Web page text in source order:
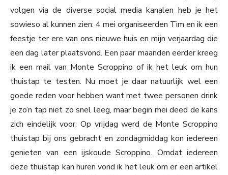
volgen via de diverse social media kanalen heb je het
sowieso al kunnen zien: 4 mei organiseerden Tim en ik een
feestje ter ere van ons nieuwe huis en mijn verjaardag die
een dag later plaatsvond. Een paar maanden eerder kreeg
ik een mail van Monte Scroppino of ik het leuk om hun
thuistap te testen. Nu moet je daar natuurlijk wel een
goede reden voor hebben want met twee personen drink
je zo’n tap niet zo snel leeg, maar begin mei deed de kans
zich eindelijk voor. Op vrijdag werd de Monte Scroppino
thuistap bij ons gebracht en zondagmiddag kon iedereen
genieten van een ijskoude Scroppino. Omdat iedereen
deze thuistap kan huren vond ik het leuk om er een artikel